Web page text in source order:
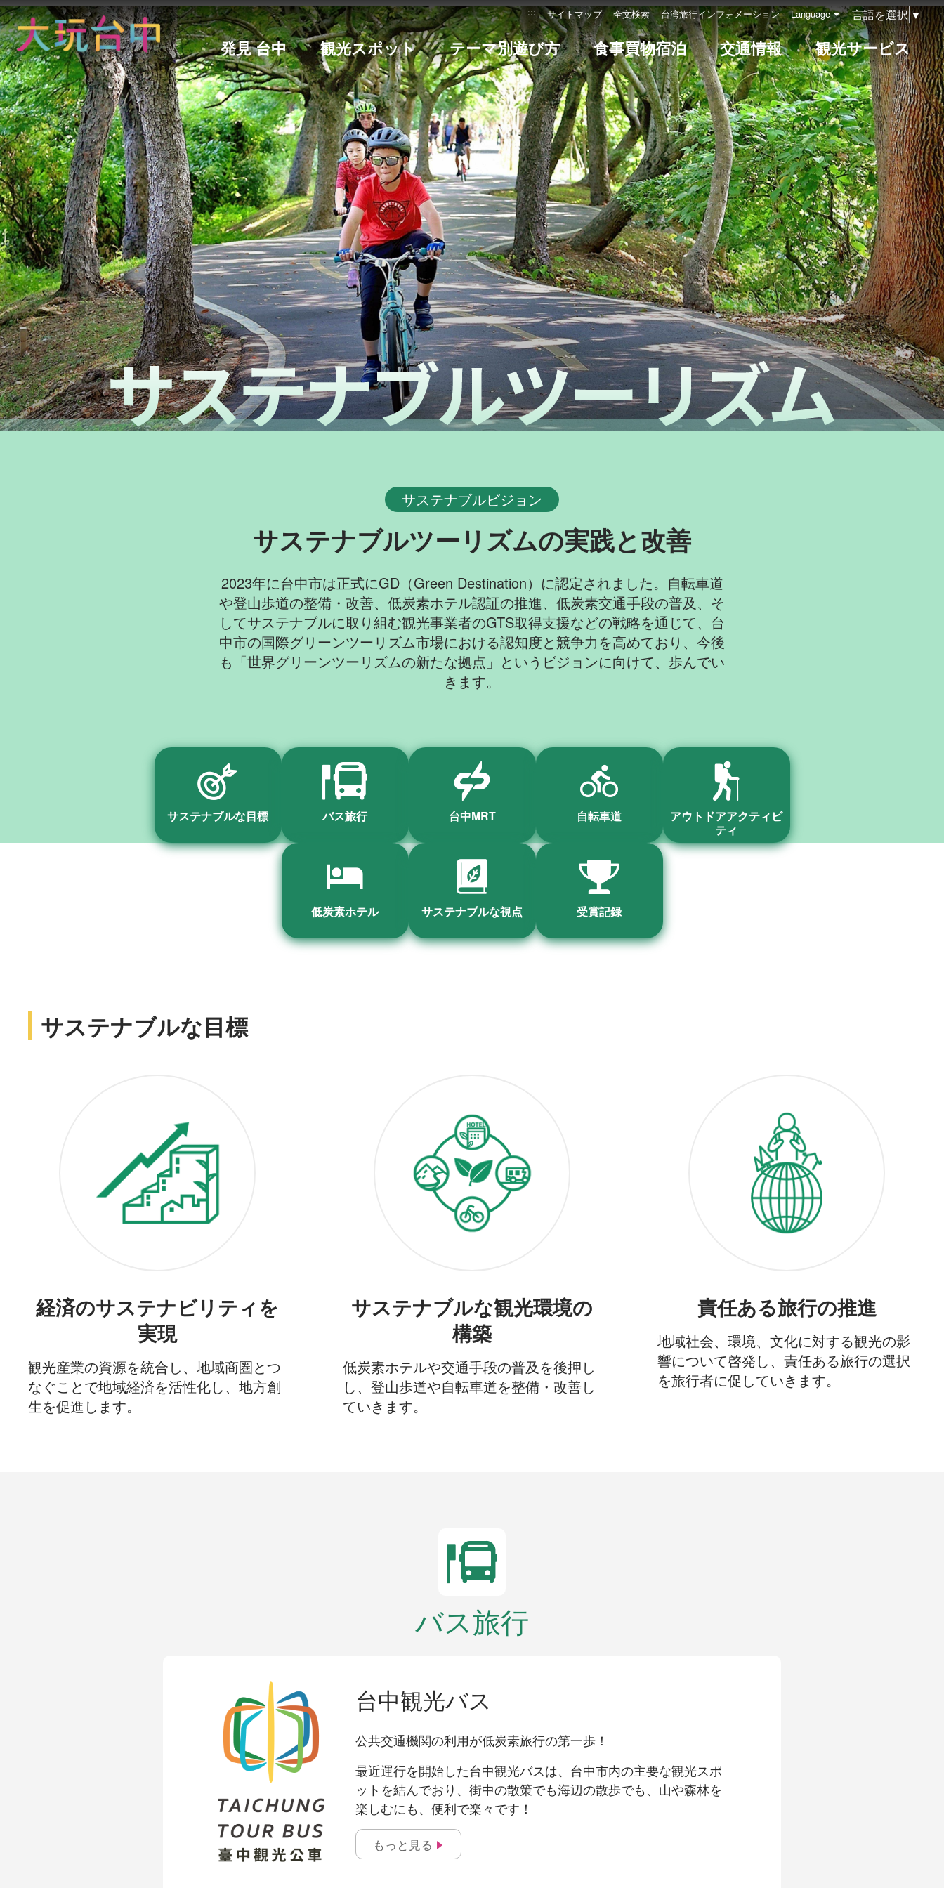
ア
ン
カ
ー
ポ
イ
ン
ト
に
移
動
す
る
::: サイトマップ 全文検索 台湾旅行インフォメーション Language 言語を選択▼
発見 台中 観光スポット テーマ別遊び方 食事買物宿泊 交通情報 観光サービス
サステナブルツーリズム
サステナブルビジョン
サステナブルツーリズムの実践と改善
2023年に台中市は正式にGD（Green Destination）に認定されました。自転車道
や登山歩道の整備・改善、低炭素ホテル認証の推進、低炭素交通手段の普及、そ
してサステナブルに取り組む観光事業者のGTS取得支援などの戦略を通じて、台
中市の国際グリーンツーリズム市場における認知度と競争力を高めており、今後
も「世界グリーンツーリズムの新たな拠点」というビジョンに向けて、歩んでい
きます。
サステナブルな目標 バス旅行 台中MRT 自転車道
アウトドアアクティビ
ティ
低炭素ホテル サステナブルな視点 受賞記録
サステナブルな目標
経済のサステナビリティを
実現
観光産業の資源を統合し、地域商圏とつ
なぐことで地域経済を活性化し、地方創
生を促進します。
サステナブルな観光環境の
構築
低炭素ホテルや交通手段の普及を後押し
し、登山歩道や自転車道を整備・改善し
ていきます。
責任ある旅行の推進
地域社会、環境、文化に対する観光の影
響について啓発し、責任ある旅行の選択
を旅行者に促していきます。
バス旅行
台中観光バス
公共交通機関の利用が低炭素旅行の第一歩！
最近運行を開始した台中観光バスは、台中市内の主要な観光スポ
ットを結んでおり、街中の散策でも海辺の散歩でも、山や森林を
楽しむにも、便利で楽々です！
もっと見る